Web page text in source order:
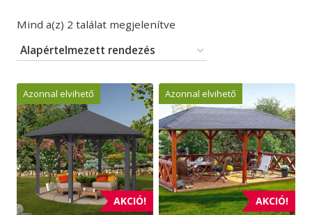
Mind a(z) 2 találat megjelenítve
AKCIÓ!
Azonnal elvihető
AKCIÓ!
Azonnal elvihető